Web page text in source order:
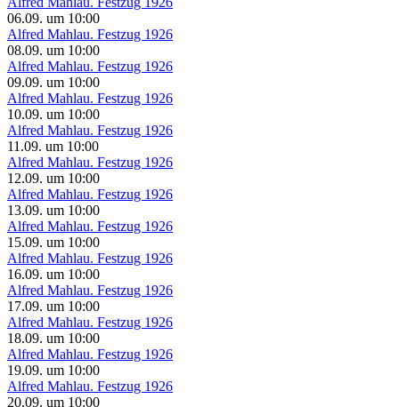
06.09. um 10:00
Alfred Mahlau. Festzug 1926
08.09. um 10:00
Alfred Mahlau. Festzug 1926
09.09. um 10:00
Alfred Mahlau. Festzug 1926
10.09. um 10:00
Alfred Mahlau. Festzug 1926
11.09. um 10:00
Alfred Mahlau. Festzug 1926
12.09. um 10:00
Alfred Mahlau. Festzug 1926
13.09. um 10:00
Alfred Mahlau. Festzug 1926
15.09. um 10:00
Alfred Mahlau. Festzug 1926
16.09. um 10:00
Alfred Mahlau. Festzug 1926
17.09. um 10:00
Alfred Mahlau. Festzug 1926
18.09. um 10:00
Alfred Mahlau. Festzug 1926
19.09. um 10:00
Alfred Mahlau. Festzug 1926
20.09. um 10:00